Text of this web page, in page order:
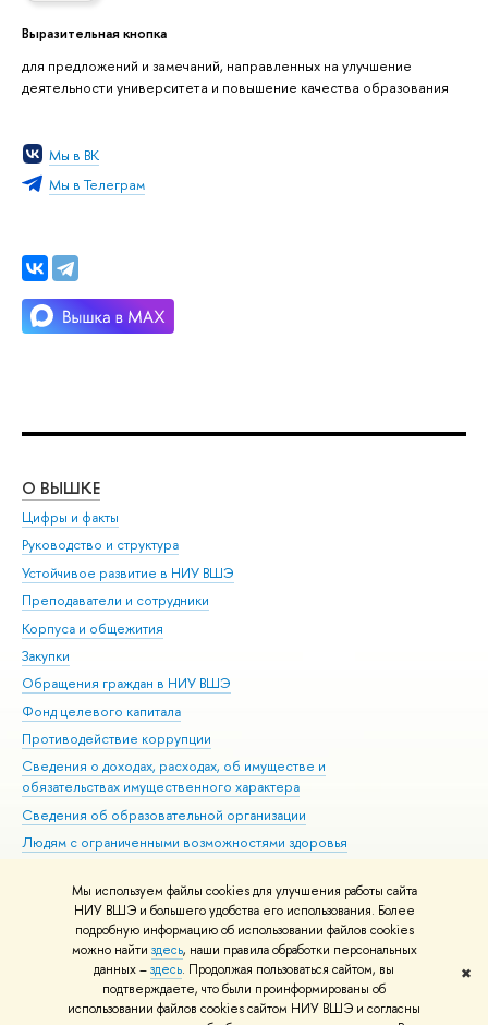
Мы используем файлы cookies для улучшения работы сайта
НИУ ВШЭ и большего удобства его использования. Более
подробную информацию об использовании файлов cookies
можно найти здесь, наши правила обработки персональных
данных –здесь. Продолжая пользоваться сайтом, вы
подтверждаете, что были проинформированы об
использовании файлов cookies сайтом НИУ ВШЭ и согласны
✖
Выразительная кнопка
для предложений и замечаний, направленных на улучшение
деятельности университета и повышение качества образования
Мы в ВК
Мы в Телеграм
О ВЫШКЕ
Цифры и факты
Руководство и структура
Устойчивое развитие в НИУ ВШЭ
Преподаватели и сотрудники
Корпуса и общежития
Закупки
Обращения граждан в НИУ ВШЭ
Фонд целевого капитала
Противодействие коррупции
Сведения о доходах, расходах, об имуществе и
обязательствах имущественного характера
Сведения об образовательной организации
Людям с ограниченными возможностями здоровья
Работа в Вышке
© НИУ ВШЭ 1993–2026 Адреса и контакты Условия использования